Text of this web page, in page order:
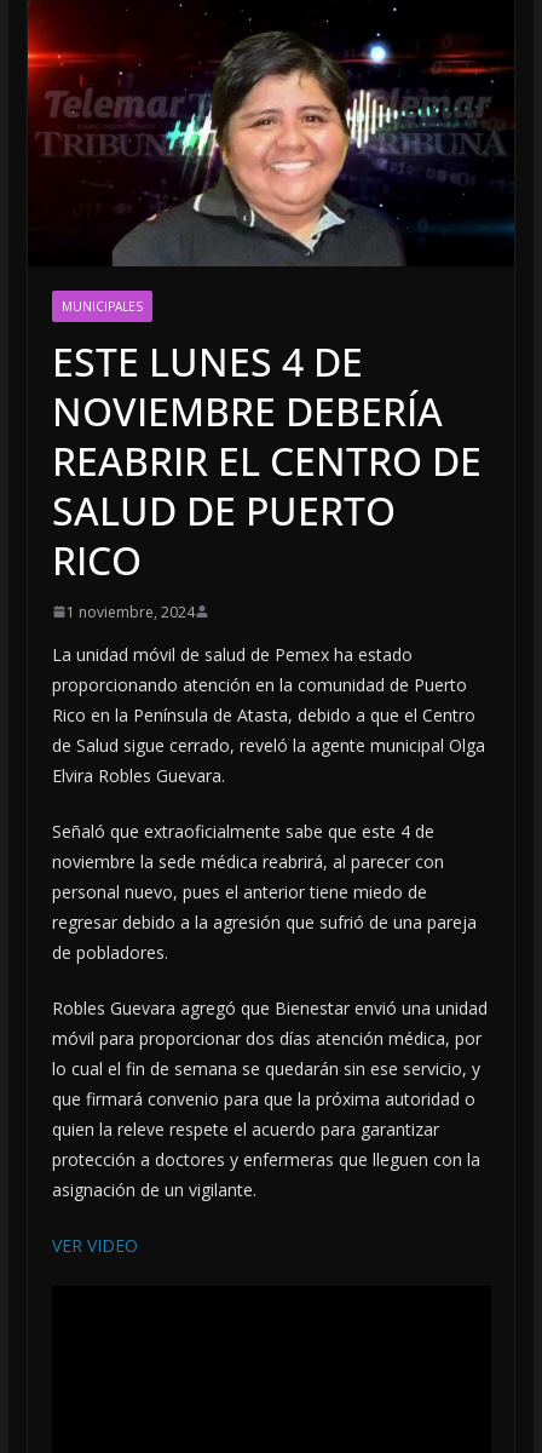
MUNICIPALES
ESTE LUNES 4 DE
NOVIEMBRE DEBERÍA
REABRIR EL CENTRO DE
SALUD DE PUERTO
RICO
1 noviembre, 2024
La unidad móvil de salud de Pemex ha estado
proporcionando atención en la comunidad de Puerto
Rico en la Península de Atasta, debido a que el Centro
de Salud sigue cerrado, reveló la agente municipal Olga
Elvira Robles Guevara.
Señaló que extraoficialmente sabe que este 4 de
noviembre la sede médica reabrirá, al parecer con
personal nuevo, pues el anterior tiene miedo de
regresar debido a la agresión que sufrió de una pareja
de pobladores.
Robles Guevara agregó que Bienestar envió una unidad
móvil para proporcionar dos días atención médica, por
lo cual el fin de semana se quedarán sin ese servicio, y
que firmará convenio para que la próxima autoridad o
quien la releve respete el acuerdo para garantizar
protección a doctores y enfermeras que lleguen con la
asignación de un vigilante.
VER VIDEO